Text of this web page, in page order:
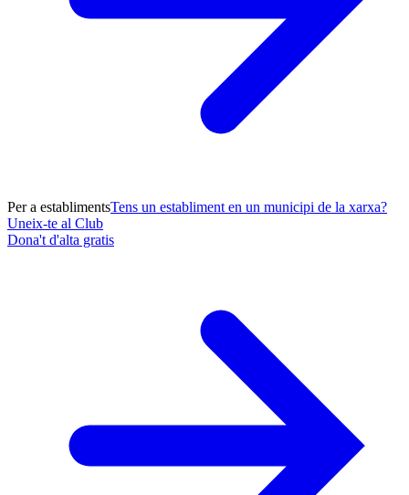
Per a establimentsTens un establiment en un municipi de la xarxa?
Uneix-te al Club
Dona't d'alta gratis